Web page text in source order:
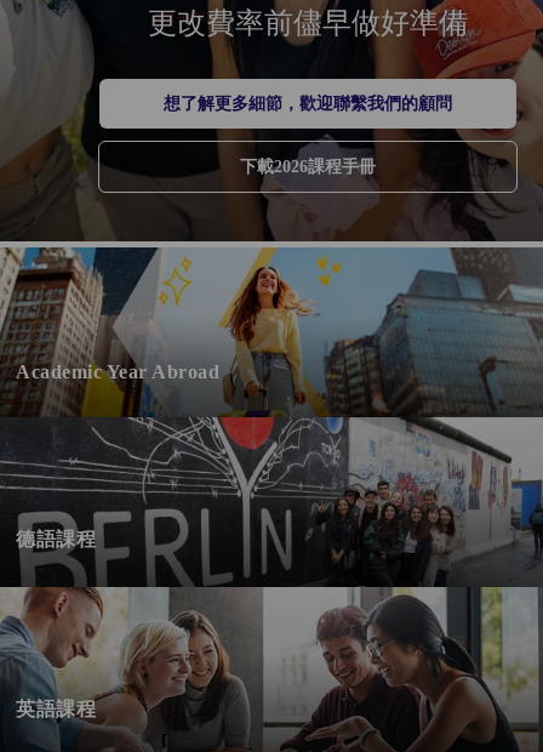
更改費率前儘早做好準備
想了解更多細節，歡迎聯繫我們的顧問
下載2026課程手冊
Academic Year Abroad
德語課程
英語課程